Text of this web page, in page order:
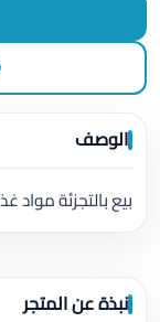
الوصف
بيع بالتجزئة
نبذة عن المتجر